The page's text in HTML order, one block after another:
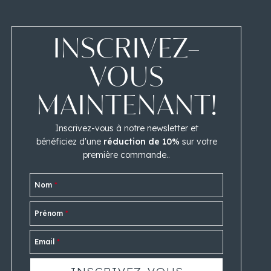
INSCRIVEZ-
VOUS
MAINTENANT!
Inscrivez-vous à notre newsletter et
bénéficiez d'une réduction de 10% sur votre
première commande..
Nom*
Prénom*
Email*